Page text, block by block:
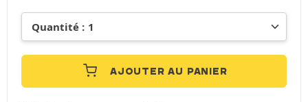
AJOUTER AU PANIER